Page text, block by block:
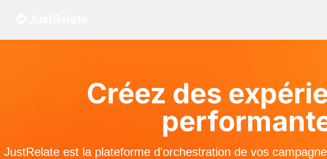
Créez des
JustRelate est la plateforme d'orchestration de vos